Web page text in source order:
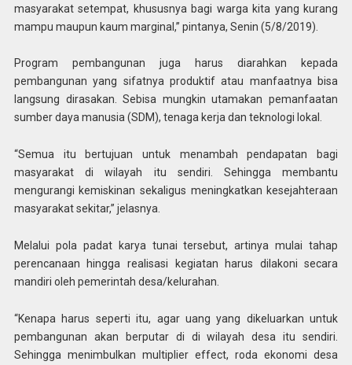
masyarakat setempat, khususnya bagi warga kita yang kurang
mampu maupun kaum marginal,” pintanya, Senin (5/8/2019).
Program pembangunan juga harus diarahkan kepada
pembangunan yang sifatnya produktif atau manfaatnya bisa
langsung dirasakan. Sebisa mungkin utamakan pemanfaatan
sumber daya manusia (SDM), tenaga kerja dan teknologi lokal.
“Semua itu bertujuan untuk menambah pendapatan bagi
masyarakat di wilayah itu sendiri. Sehingga membantu
mengurangi kemiskinan sekaligus meningkatkan kesejahteraan
masyarakat sekitar,” jelasnya.
Melalui pola padat karya tunai tersebut, artinya mulai tahap
perencanaan hingga realisasi kegiatan harus dilakoni secara
mandiri oleh pemerintah desa/kelurahan.
“Kenapa harus seperti itu, agar uang yang dikeluarkan untuk
pembangunan akan berputar di di wilayah desa itu sendiri.
Sehingga menimbulkan multiplier effect, roda ekonomi desa